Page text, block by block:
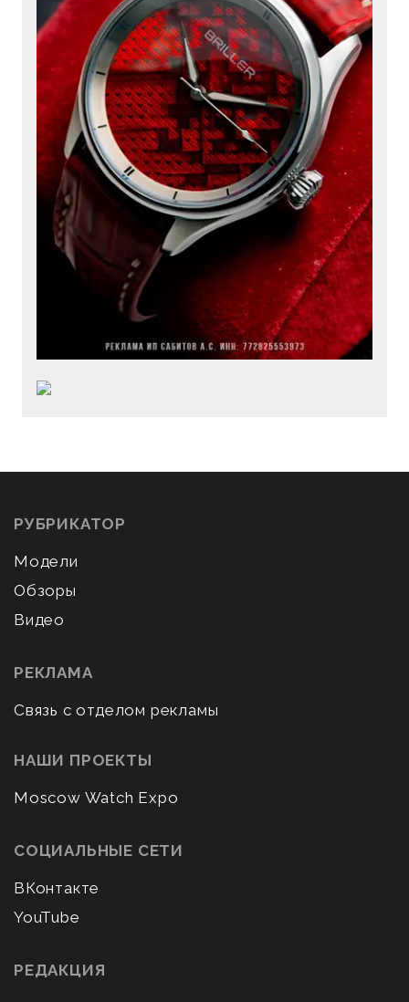
РУБРИКАТОР
Модели
Обзоры
Видео
РЕКЛАМА
Связь с отделом рекламы
НАШИ ПРОЕКТЫ
Moscow Watch Expo
СОЦИАЛЬНЫЕ СЕТИ
ВКонтакте
YouTube
РЕДАКЦИЯ